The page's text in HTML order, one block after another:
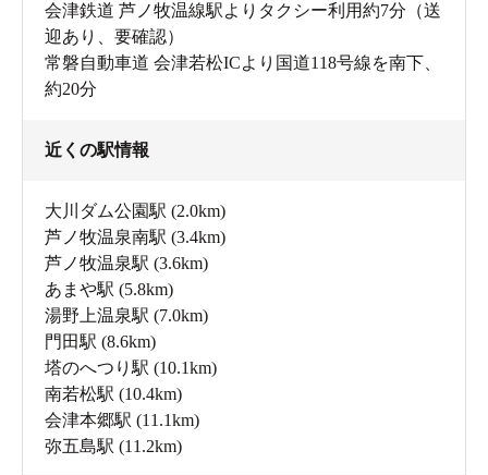
会津鉄道 芦ノ牧温線駅よりタクシー利用約7分（送
迎あり、要確認）
常磐自動車道 会津若松ICより国道118号線を南下、
約20分
近くの駅情報
大川ダム公園駅 (2.0km)
芦ノ牧温泉南駅 (3.4km)
芦ノ牧温泉駅 (3.6km)
あまや駅 (5.8km)
湯野上温泉駅 (7.0km)
門田駅 (8.6km)
塔のへつり駅 (10.1km)
南若松駅 (10.4km)
会津本郷駅 (11.1km)
弥五島駅 (11.2km)